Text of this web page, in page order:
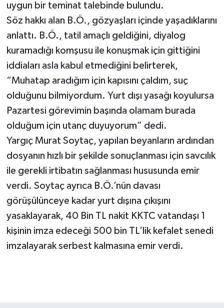
uygun bir teminat talebinde bulundu.
Söz hakkı alan B.Ö., gözyaşları içinde yaşadıklarını
anlattı. B.Ö., tatil amaçlı geldiğini, diyalog
kuramadığı komşusu ile konuşmak için gittiğini
iddiaları asla kabul etmediğini belirterek,
“Muhatap aradığım için kapısını çaldım, suç
olduğunu bilmiyordum. Yurt dışı yasağı koyulursa
Pazartesi görevimin başında olamam burada
olduğum için utanç duyuyorum” dedi.
Yargıç Murat Soytaç, yapılan beyanların ardından
dosyanın hızlı bir şekilde sonuçlanması için savcılık
ile gerekli irtibatın sağlanması hususunda emir
verdi. Soytaç ayrıca B.Ö.’nün davası
görüşülünceye kadar yurt dışına çıkışını
yasaklayarak, 40 Bin TL nakit KKTC vatandaşı 1
kişinin imza edeceği 500 bin TL’lik kefalet senedi
imzalayarak serbest kalmasına emir verdi.